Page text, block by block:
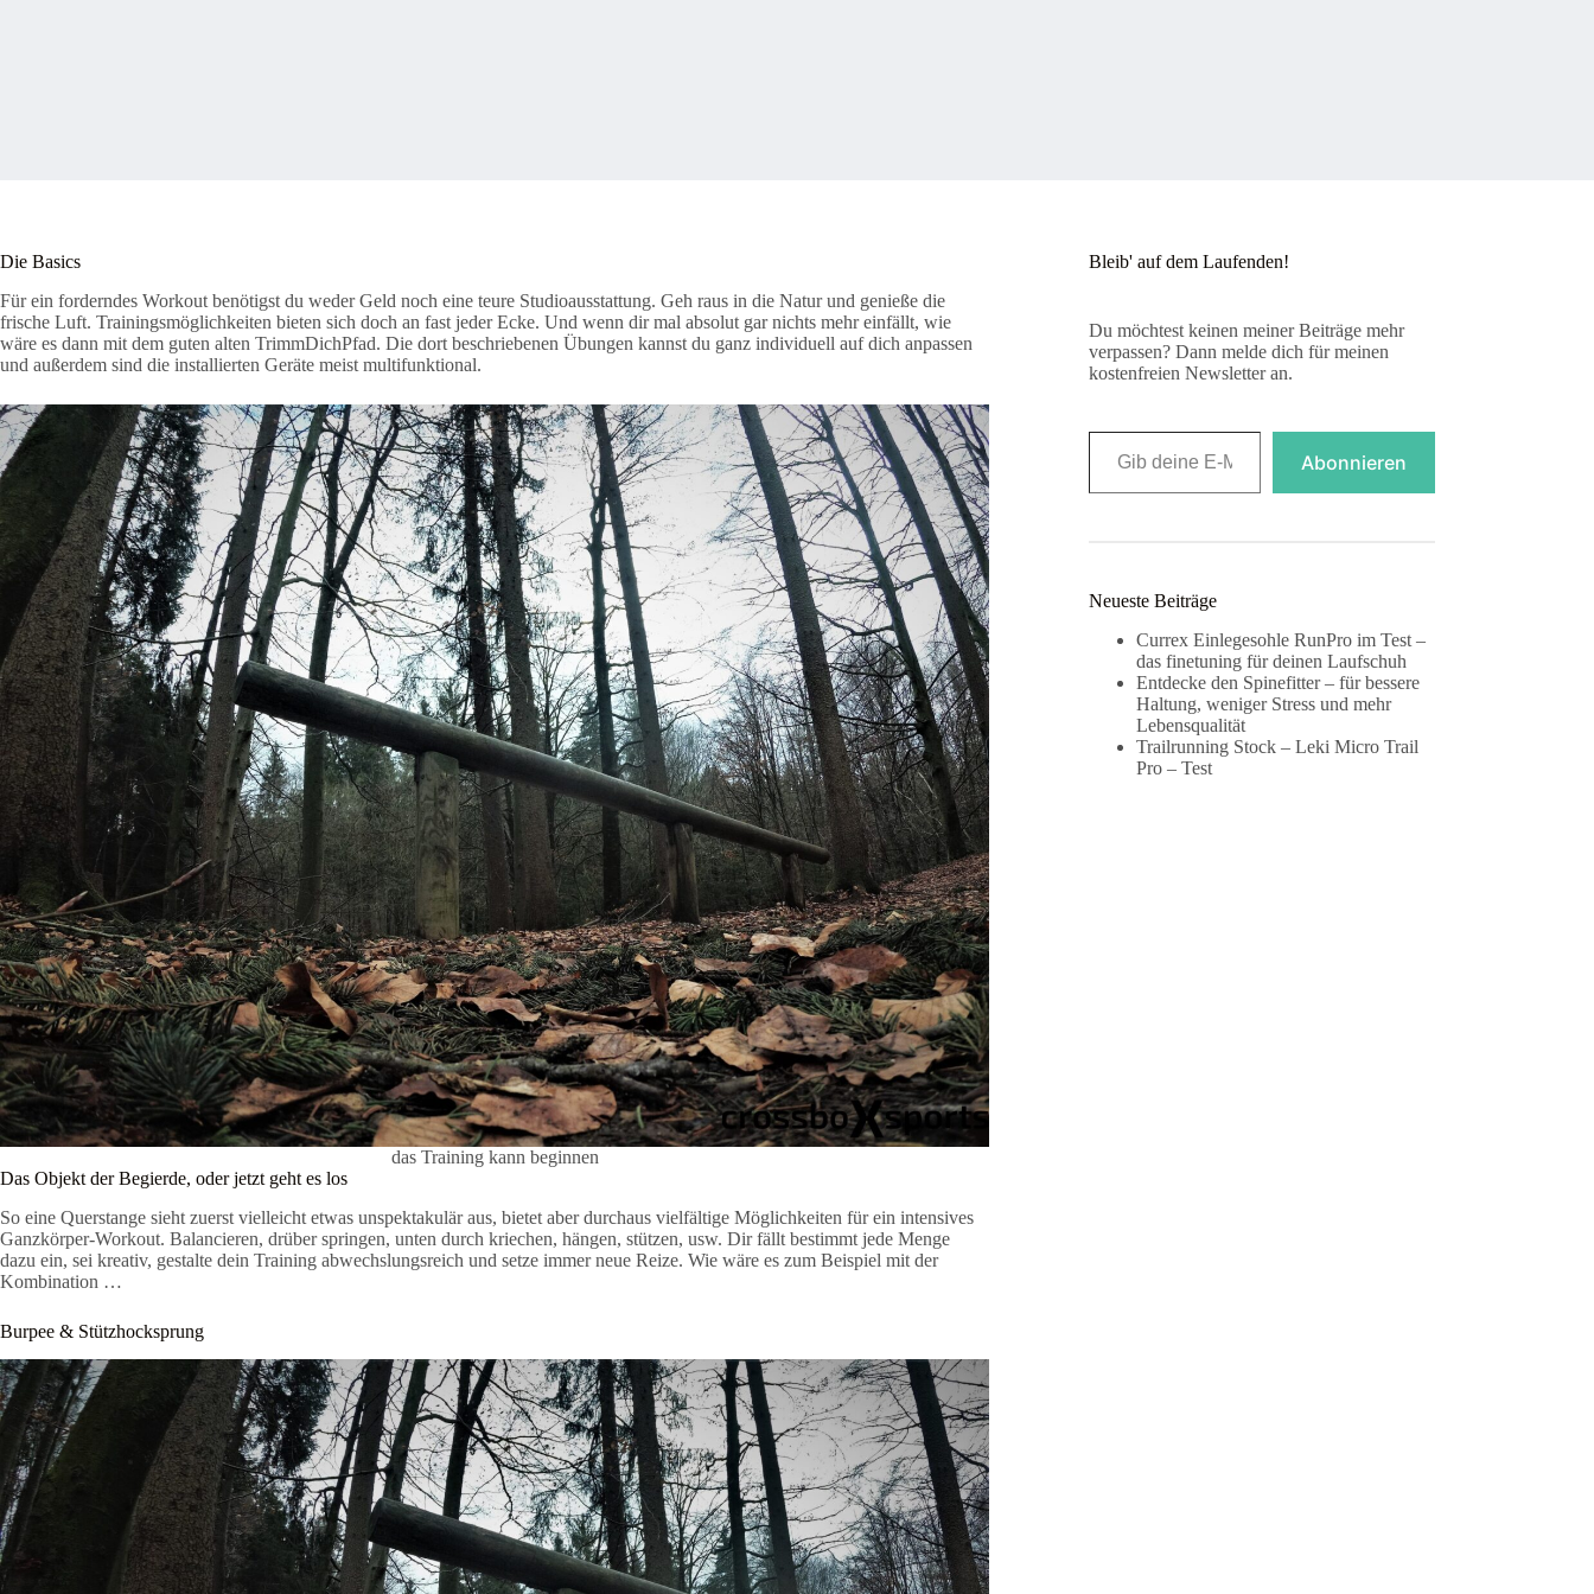
Die Basics
Für ein forderndes Workout benötigst du weder Geld noch eine teure Studioausstattung. Geh raus in die Natur und genieße die
frische Luft. Trainingsmöglichkeiten bieten sich doch an fast jeder Ecke. Und wenn dir mal absolut gar nichts mehr einfällt, wie
wäre es dann mit dem guten alten TrimmDichPfad. Die dort beschriebenen Übungen kannst du ganz individuell auf dich anpassen
und außerdem sind die installierten Geräte meist multifunktional.
das Training kann beginnen
Das Objekt der Begierde, oder jetzt geht es los
So eine Querstange sieht zuerst vielleicht etwas unspektakulär aus, bietet aber durchaus vielfältige Möglichkeiten für ein intensives
Ganzkörper-Workout. Balancieren, drüber springen, unten durch kriechen, hängen, stützen, usw. Dir fällt bestimmt jede Menge
dazu ein, sei kreativ, gestalte dein Training abwechslungsreich und setze immer neue Reize. Wie wäre es zum Beispiel mit der
Kombination …
Burpee & Stützhocksprung
Bleib' auf dem Laufenden!
Du möchtest keinen meiner Beiträge mehr
verpassen? Dann melde dich für meinen
kostenfreien Newsletter an.
Gib deine E-Mail-Adresse ein ...
Abonnieren
Neueste Beiträge
Currex Einlegesohle RunPro im Test –
das finetuning für deinen Laufschuh
Entdecke den Spinefitter – für bessere
Haltung, weniger Stress und mehr
Lebensqualität
Trailrunning Stock – Leki Micro Trail
Pro – Test